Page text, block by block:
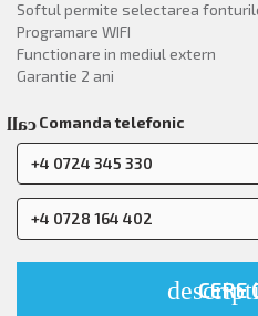
Softul permite selectarea
Programare WIFI
Functionare in mediul extern
Garantie 2 ani
callComanda telefonic
+4 0724 345 330
+4 0728 164 402
CERE